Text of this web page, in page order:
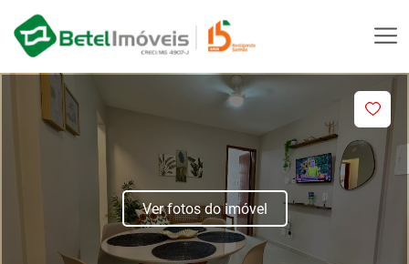
Ver fotos do imóvel